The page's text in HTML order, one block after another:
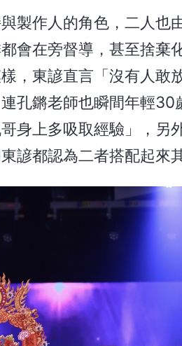
製作人的角色，二人也
會在旁督導，甚至捨棄
，東諺直言「沒有人敢
孔鏘老師也瞬間年輕
身上多吸取經驗」，另
諺都認為二者搭配起來